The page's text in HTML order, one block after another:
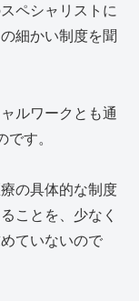
ペシャリストに
細かい制度を聞
ルワークとも通
す。
の具体的な制度
ことを、少なく
ていないので